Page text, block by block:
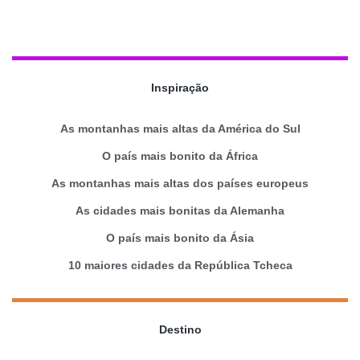
Inspiração
As montanhas mais altas da América do Sul
O país mais bonito da África
As montanhas mais altas dos países europeus
As cidades mais bonitas da Alemanha
O país mais bonito da Ásia
10 maiores cidades da República Tcheca
Destino